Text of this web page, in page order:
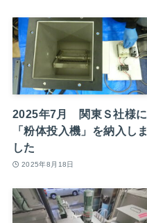
2025年7月 関東Ｓ社様に
「粉体投入機」を納入しま
した
2025年8月18日